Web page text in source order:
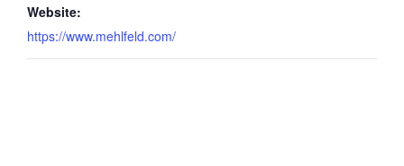
Website:
https://www.mehlfeld.com/